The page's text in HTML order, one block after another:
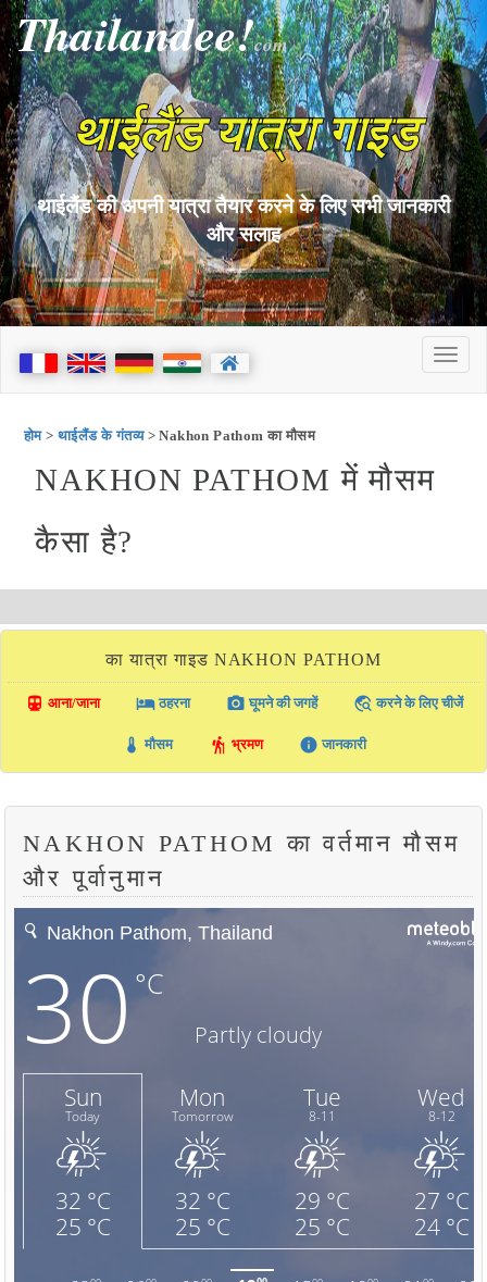
Thailandee!com
थाईलैंड यात्रा गाइड
थाईलैंड की अपनी यात्रा तैयार करने के लिए सभी जानकारी
और सलाह
होम>थाईलैंड के गंतव्य> Nakhon Pathom का मौसम
NAKHON PATHOM में मौसम
कैसा है?
का यात्रा गाइड NAKHON PATHOM
directions_transit आना/जाना local_hotelठहरना photo_camera घूमने की जगहें travel_explore करने के लिए चीजें
thermostat मौसम hiking भ्रमण info जानकारी
NAKHON PATHOM का वर्तमान मौसम
और पूर्वानुमान